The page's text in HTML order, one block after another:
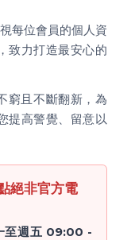
每位會員的個人資
致力打造最安心的
窮且不斷翻新，為
提高警覺、留意以
絕非官方電
至週五 09:00 -